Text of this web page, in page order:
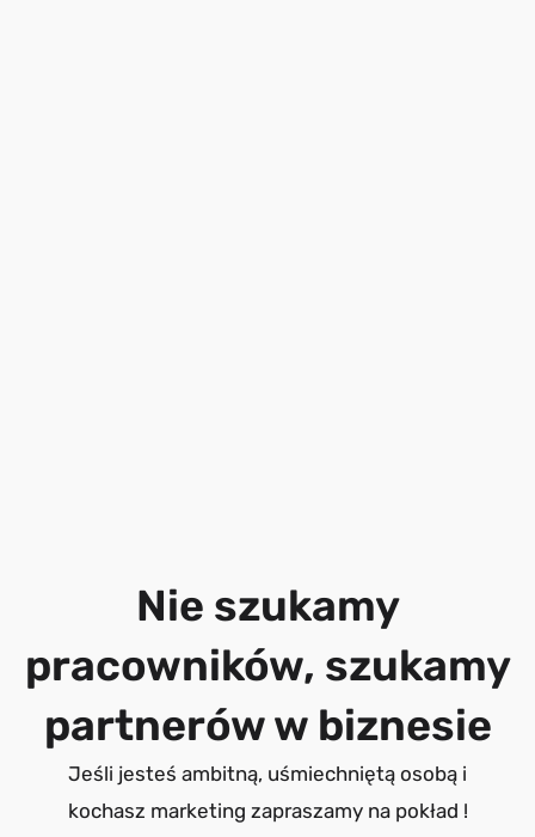
Nie szukamy
pracowników, szukamy
partnerów w biznesie
Jeśli jesteś ambitną, uśmiechniętą osobą i
kochasz marketing zapraszamy na pokład !